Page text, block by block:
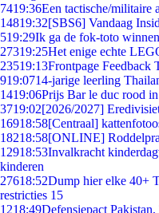
7419:36Een tactische/militaire
14819:32[SBS6] Vandaag
519:29Ik ga de fok-toto
27319:25Het enige echte
23519:13Frontpage Feedback
919:0714-jarige leerling
1419:06Prijs Bar le duc rood
3719:02[2026/2027]
16918:58[Centraal]
18218:58[ONLINE]
12918:53Invalkracht
kinderen
27618:52Dump hier elke 40+
restricties 15
1218:49Defensiepact